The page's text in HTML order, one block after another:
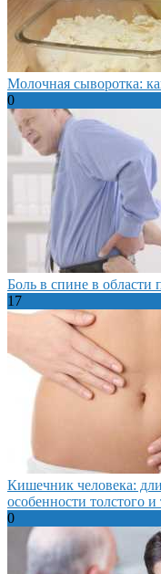
Молочная сыворотка:
0
Боль в спине в области
17
Кишечник человека:
особенности толстого
0